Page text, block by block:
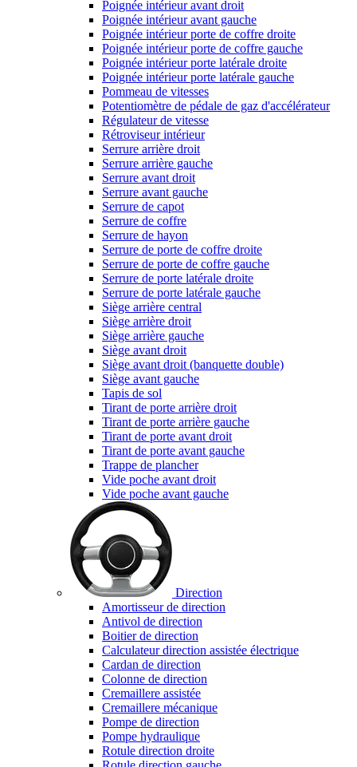
Poignée intérieur avant droit
Poignée intérieur avant gauche
Poignée intérieur porte de coffre droite
Poignée intérieur porte de coffre gauche
Poignée intérieur porte latérale droite
Poignée intérieur porte latérale gauche
Pommeau de vitesses
Potentiomètre de pédale de gaz d'accélérateur
Régulateur de vitesse
Rétroviseur intérieur
Serrure arrière droit
Serrure arrière gauche
Serrure avant droit
Serrure avant gauche
Serrure de capot
Serrure de coffre
Serrure de hayon
Serrure de porte de coffre droite
Serrure de porte de coffre gauche
Serrure de porte latérale droite
Serrure de porte latérale gauche
Siège arrière central
Siège arrière droit
Siège arrière gauche
Siège avant droit
Siège avant droit (banquette double)
Siège avant gauche
Tapis de sol
Tirant de porte arrière droit
Tirant de porte arrière gauche
Tirant de porte avant droit
Tirant de porte avant gauche
Trappe de plancher
Vide poche avant droit
Vide poche avant gauche
Direction
Amortisseur de direction
Antivol de direction
Boitier de direction
Calculateur direction assistée électrique
Cardan de direction
Colonne de direction
Cremaillere assistée
Cremaillere mécanique
Pompe de direction
Pompe hydraulique
Rotule direction droite